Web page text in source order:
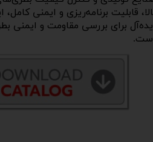
قابلیت برنامه‌ریزی و ایمنی